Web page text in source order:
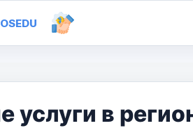
услуги в